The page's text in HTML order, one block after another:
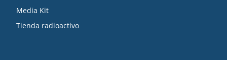
Media Kit
Tienda radioactivo